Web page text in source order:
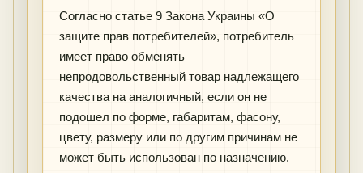
Согласно статье 9 Закона Украины «О
защите прав потребителей», потребитель
имеет право обменять
непродовольственный товар надлежащего
качества на аналогичный, если он не
подошел по форме, габаритам, фасону,
цвету, размеру или по другим причинам не
может быть использован по назначению.